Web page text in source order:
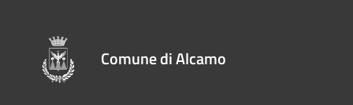
Comune di Alcamo